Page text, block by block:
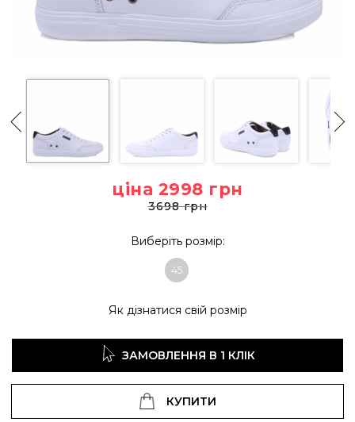
ціна 2998 грн
3698 грн
Виберіть розмір:
45
Як дізнатися свій розмір
ЗАМОВЛЕННЯ В 1 КЛІК
КУПИТИ